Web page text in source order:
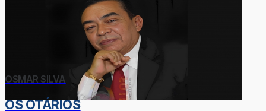
OSMAR SILVA
OS OTÁRIOS